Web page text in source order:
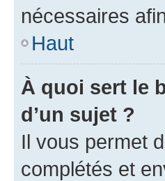
nécessaires
Haut
À quoi sert le
d’un sujet ?
Il vous permet
complétés et